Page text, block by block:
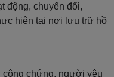
động, chuyển đổi,
hiện tại nơi lưu trữ hồ
chứng, người yêu